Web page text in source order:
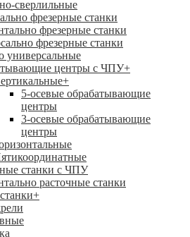
сверлильные
фрезерные станки
фрезерные станки
фрезерные станки
универсальные
центры с ЧПУ+
+
5-осевые обрабатывающие
центры
3-осевые обрабатывающие
центры
станки с ЧПУ
расточные станки
+